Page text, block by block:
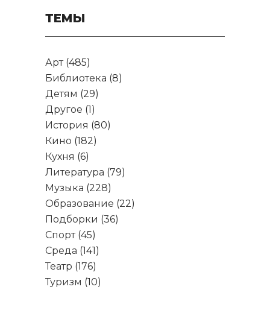
ТЕМЫ
Арт(485)
Библиотека (8)
Детям (29)
Другое (1)
История (80)
Кино (182)
Кухня (6)
Литература (79)
Музыка (228)
Образование (22)
Подборки (36)
Спорт(45)
Среда (141)
Театр (176)
Туризм (10)